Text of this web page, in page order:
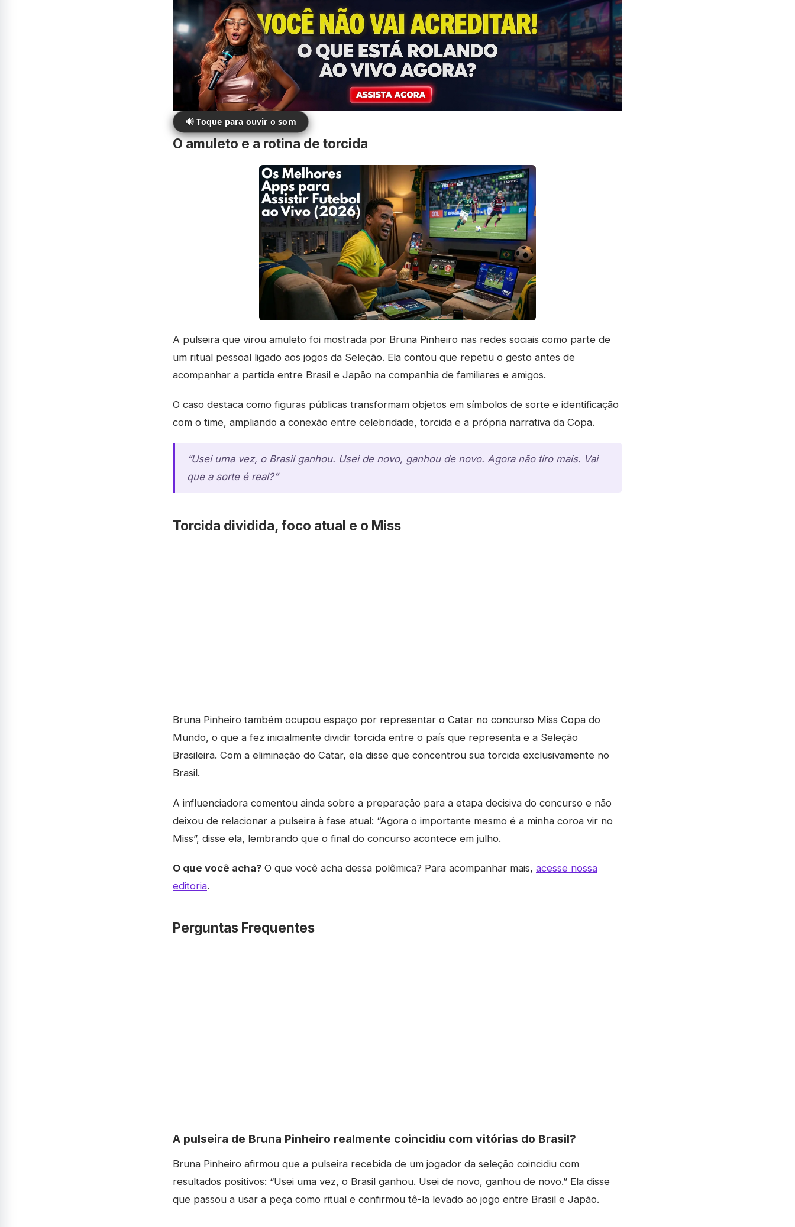
🔊 Toque para ouvir o som
O amuleto e a rotina de torcida
A pulseira que virou amuleto foi mostrada por Bruna Pinheiro nas redes sociais como parte de
um ritual pessoal ligado aos jogos da Seleção. Ela contou que repetiu o gesto antes de
acompanhar a partida entre Brasil e Japão na companhia de familiares e amigos.
O caso destaca como figuras públicas transformam objetos em símbolos de sorte e identificação
com o time, ampliando a conexão entre celebridade, torcida e a própria narrativa da Copa.
“Usei uma vez, o Brasil ganhou. Usei de novo, ganhou de novo. Agora não tiro mais. Vai
que a sorte é real?”
Torcida dividida, foco atual e o Miss
Bruna Pinheiro também ocupou espaço por representar o Catar no concurso Miss Copa do
Mundo, o que a fez inicialmente dividir torcida entre o país que representa e a Seleção
Brasileira. Com a eliminação do Catar, ela disse que concentrou sua torcida exclusivamente no
Brasil.
A influenciadora comentou ainda sobre a preparação para a etapa decisiva do concurso e não
deixou de relacionar a pulseira à fase atual: “Agora o importante mesmo é a minha coroa vir no
Miss”, disse ela, lembrando que o final do concurso acontece em julho.
O que você acha? O que você acha dessa polêmica? Para acompanhar mais, acesse nossa
editoria.
Perguntas Frequentes
A pulseira de Bruna Pinheiro realmente coincidiu com vitórias do Brasil?
Bruna Pinheiro afirmou que a pulseira recebida de um jogador da seleção coincidiu com
resultados positivos: “Usei uma vez, o Brasil ganhou. Usei de novo, ganhou de novo.” Ela disse
que passou a usar a peça como ritual e confirmou tê-la levado ao jogo entre Brasil e Japão.